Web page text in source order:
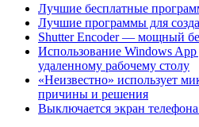
Лучшие бесплатные
Лучшие программы для
Shutter Encoder — мощный
Использование Windows
удаленному рабочему столу
«Неизвестно» использует
причины и решения
Выключается экран